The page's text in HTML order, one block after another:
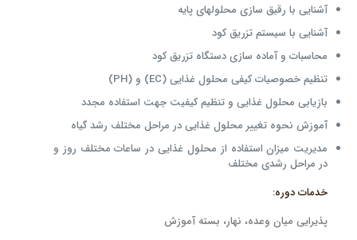
آشنایی با رقیق سازی محلولهای پایه
آشنایی با سیستم تزریق کود
محاسبات و آماده سازی دستگاه تزریق کود
تنظیم خصوصیات کیفی محلول غذایی (EC) و (PH)
بازیابی محلول غذایی و تنظیم کیفیت جهت استفاده مجدد
آموزش نحوه تغییر محلول غذایی در مراحل مختلف رشد گیاه
مدیریت میزان استفاده از محلول غذایی در ساعات مختلف روز و
در مراحل رشدی مختلف
خدمات دوره:
پذیرایی میان وعده، نهار، بسته آموزش